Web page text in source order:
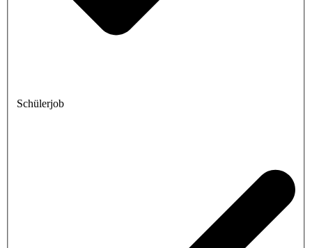
Schülerjob